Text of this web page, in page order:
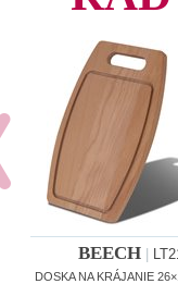
BEECH
DOSKA NA KRÁJANIE